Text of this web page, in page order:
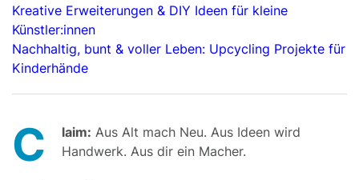
Kreative Erweiterungen & DIY Ideen für kleine
Künstler:innen
Nachhaltig, bunt & voller Leben: Upcycling Projekte für
Kinderhände
C laim: Aus Alt mach Neu. Aus Ideen wird
Handwerk. Aus dir ein Macher.